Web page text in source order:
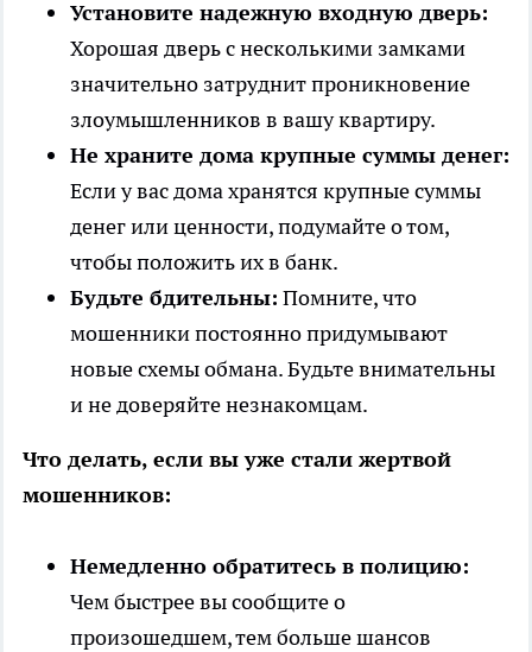
Установите надежную входную дверь:
Хорошая дверь с несколькими замками
значительно затруднит проникновение
злоумышленников в вашу квартиру.
Не храните дома крупные суммы денег:
Если у вас дома хранятся крупные суммы
денег или ценности, подумайте о том,
чтобы положить их в банк.
Будьте бдительны: Помните, что
мошенники постоянно придумывают
новые схемы обмана. Будьте внимательны
и не доверяйте незнакомцам.
Что делать, если вы уже стали жертвой
мошенников:
Немедленно обратитесь в полицию:
Чем быстрее вы сообщите о
произошедшем, тем больше шансов